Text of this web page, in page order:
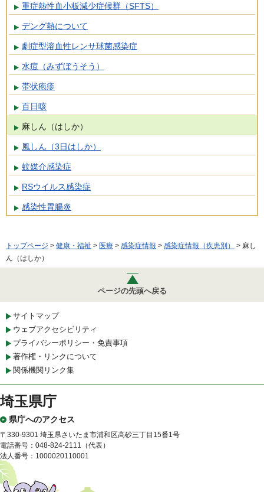
重症熱性血小板減少症候群（SFTS）
デング熱について
劇症型溶血性レンサ球菌感染症
水痘（みずぼうそう）
帯状疱疹
百日咳
麻しん（はしか）
風しん（3日はしか）
蚊媒介感染症
RSウイルス感染症
感染性胃腸炎
トップページ > 健康・福祉 > 医療 > 感染症情報 > 感染症情報（疾患別）
> 麻し
ん（はしか）
ページの先頭へ戻る
サイトマップ
ウェブアクセシビリティ
プライバシーポリシー・免責事項
著作権・リンクについて
関係機関リンク集
埼玉県庁
県庁へのアクセス
〒330-9301 埼玉県さいたま市浦和区高砂三丁目15番1号
電話番号：048-824-2111（代表）
法人番号：1000020110001